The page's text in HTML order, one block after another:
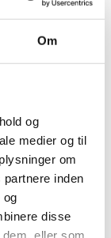
Om
og
medier og til
om
inden
og
disse
eller som